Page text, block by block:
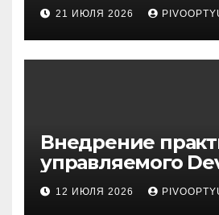
21 ИЮЛЯ 2026
Внедрение
управляемого
корпоративную
инфраструктуру
12 ИЮЛЯ 2026